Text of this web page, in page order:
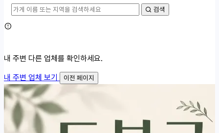
검색
내 주변 다른 업체를 확인하세요.
내 주변 업체 보기
이전 페이지